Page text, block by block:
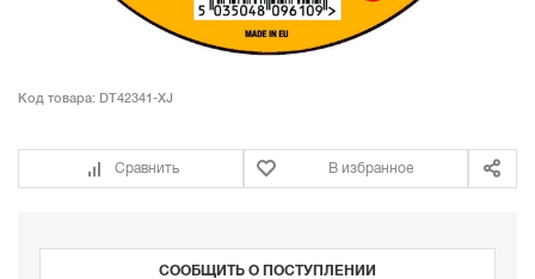
Код товара: DT42341-XJ
Сравнить В избранное
СООБЩИТЬ О ПОСТУПЛЕНИИ